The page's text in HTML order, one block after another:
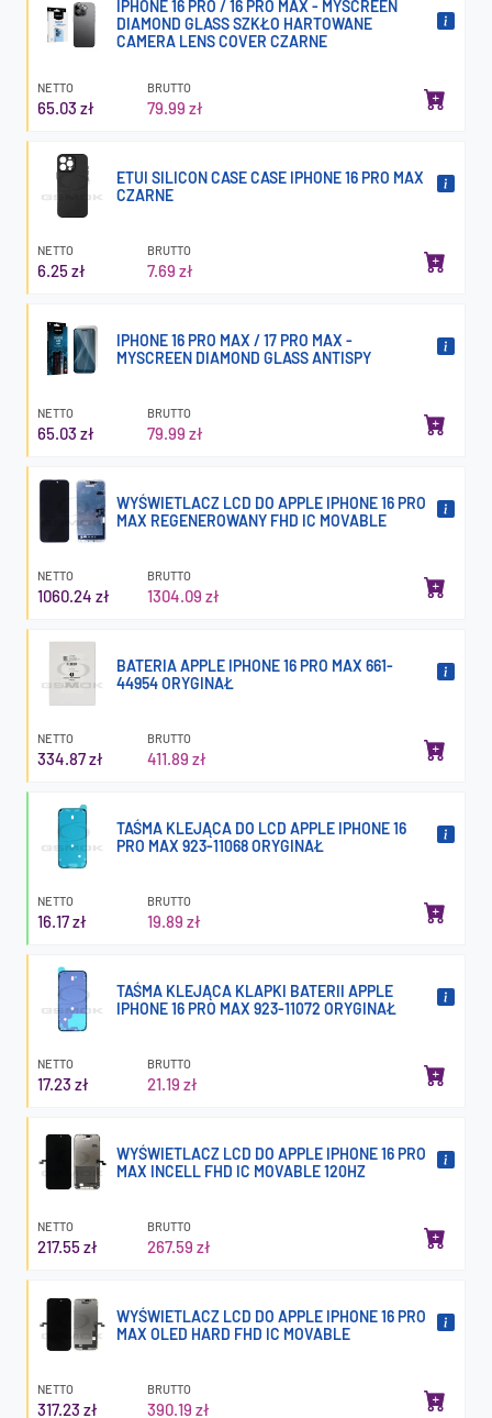
IPHONE 16 PRO / 16 PRO MAX - MYSCREEN
DIAMOND GLASS SZKŁO HARTOWANE
CAMERA LENS COVER CZARNE
NETTO
65.03 zł
BRUTTO
79.99 zł
ETUI SILICON CASE CASE IPHONE 16 PRO MAX
CZARNE
NETTO
6.25 zł
BRUTTO
7.69 zł
IPHONE 16 PRO MAX / 17 PRO MAX -
MYSCREEN DIAMOND GLASS ANTISPY
NETTO
65.03 zł
BRUTTO
79.99 zł
WYŚWIETLACZ LCD DO APPLE IPHONE 16 PRO
MAX REGENEROWANY FHD IC MOVABLE
NETTO
1060.24 zł
BRUTTO
1304.09 zł
BATERIA APPLE IPHONE 16 PRO MAX 661-
44954 ORYGINAŁ
NETTO
334.87 zł
BRUTTO
411.89 zł
TAŚMA KLEJĄCA DO LCD APPLE IPHONE 16
PRO MAX 923-11068 ORYGINAŁ
NETTO
16.17 zł
BRUTTO
19.89 zł
TAŚMA KLEJĄCA KLAPKI BATERII APPLE
IPHONE 16 PRO MAX 923-11072 ORYGINAŁ
NETTO
17.23 zł
BRUTTO
21.19 zł
WYŚWIETLACZ LCD DO APPLE IPHONE 16 PRO
MAX INCELL FHD IC MOVABLE 120HZ
NETTO
217.55 zł
BRUTTO
267.59 zł
WYŚWIETLACZ LCD DO APPLE IPHONE 16 PRO
MAX OLED HARD FHD IC MOVABLE
NETTO
317.23 zł
BRUTTO
390.19 zł